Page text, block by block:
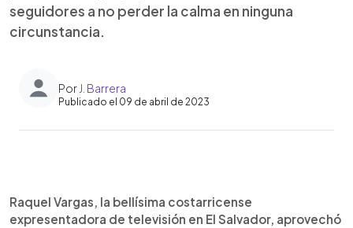
seguidores a no perder la calma en ninguna
circunstancia.
Por J. Barrera
Publicado el 09 de abril de 2023
► Escuchar artículo
Raquel Vargas, la bellísima costarricense
expresentadora de televisión en El Salvador, aprovechó